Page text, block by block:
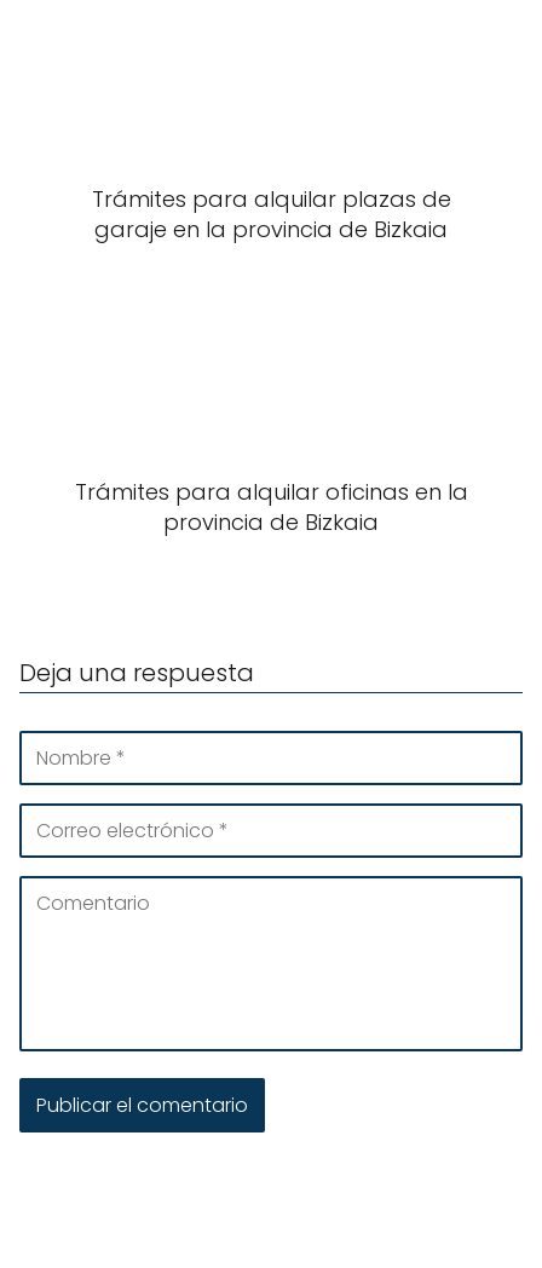
Trámites para alquilar plazas de
garaje en la provincia de Bizkaia
Trámites para alquilar oficinas en la
provincia de Bizkaia
Deja una respuesta